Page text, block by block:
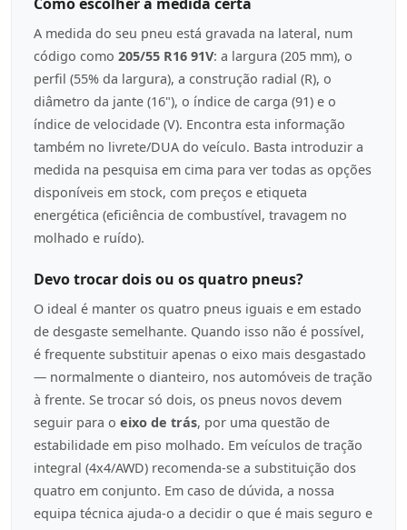
A medida do seu pneu está gravada na lateral, num
código como 205/55 R16 91V: a largura (205 mm), o
perfil (55% da largura), a construção radial (R), o
diâmetro da jante (16"), o índice de carga (91) e o
índice de velocidade (V). Encontra esta informação
também no livrete/DUA do veículo. Basta introduzir a
medida na pesquisa em cima para ver todas as opções
disponíveis em stock, com preços e etiqueta
energética (eficiência de combustível, travagem no
molhado e ruído).
Devo trocar dois ou os quatro pneus?
O ideal é manter os quatro pneus iguais e em estado
de desgaste semelhante. Quando isso não é possível,
é frequente substituir apenas o eixo mais desgastado
— normalmente o dianteiro, nos automóveis de tração
à frente. Se trocar só dois, os pneus novos devem
seguir para o eixo de trás, por uma questão de
estabilidade em piso molhado. Em veículos de tração
integral (4x4/AWD) recomenda-se a substituição dos
quatro em conjunto. Em caso de dúvida, a nossa
equipa técnica ajuda-o a decidir o que é mais seguro e